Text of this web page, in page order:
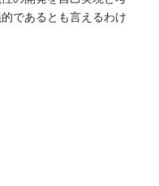
であるとも言えるわけ